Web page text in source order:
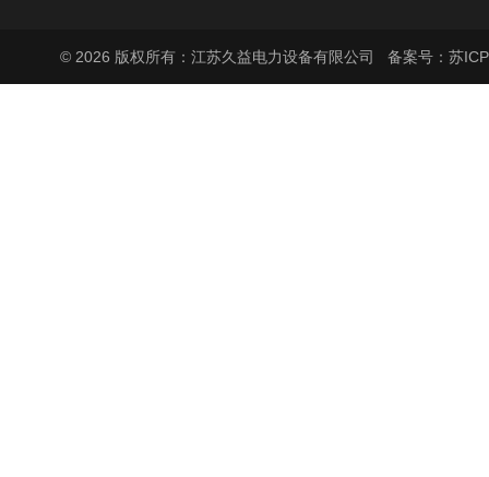
© 2026 版权所有：江苏久益电力设备有限公司 备案号：苏